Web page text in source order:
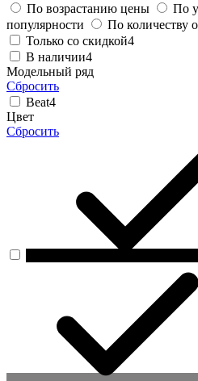
По возрастанию цены
По
популярности
По количеству
Только со скидкой4
В наличии4
Модельный ряд
Сбросить
Beat4
Цвет
Сбросить